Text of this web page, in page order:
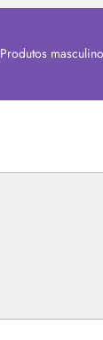
Produtos